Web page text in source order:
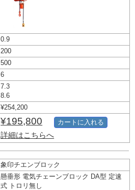
0.9
200
500
6
7.3
8.6
¥254,200
¥195,800
詳細はこちらへ
カートに入れる
象印チエンブロック
懸垂形 電気チェーンブロック DA型 定速
式 トロリ無し